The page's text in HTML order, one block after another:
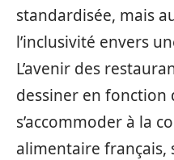
standardisée, mais
l’inclusivité envers
L’avenir des
dessiner en fonction
s’accommoder à la
alimentaire français,